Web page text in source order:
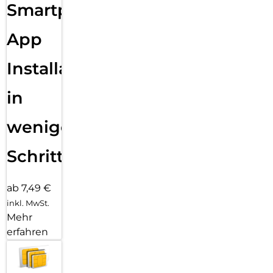
verdeckten Öffnungen für Lautsprecher oder Mikrofone und
Smartphone
App
Installation
in
wenigen
Schritten
ab 7,49 €
inkl. MwSt.
Mehr
erfahren